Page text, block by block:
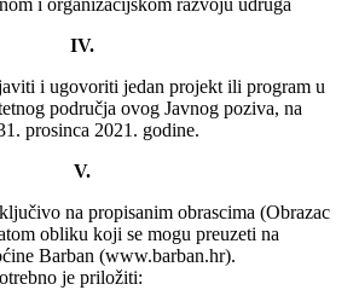
i organizacijskom razvoju udruga
IV.
i ugovoriti jedan projekt ili program u
područja ovog Javnog poziva, na
prosinca 2021. godine.
V.
na propisanim obrascima (Obrazac
obliku koji se mogu preuzeti na
Barban (www.barban.hr).
je priložiti: